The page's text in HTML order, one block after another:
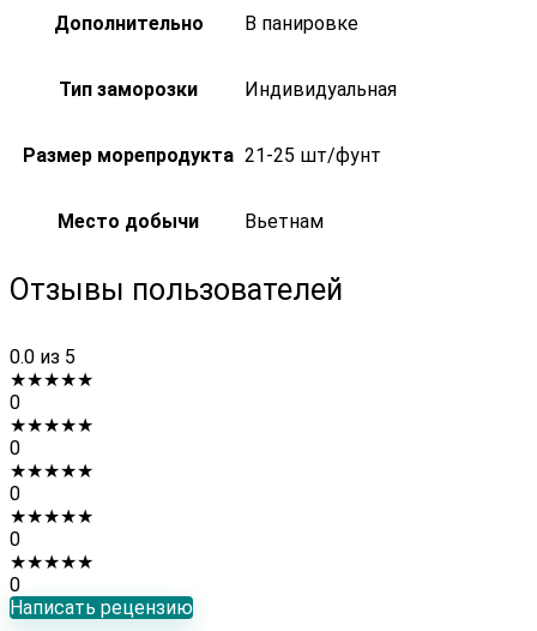
Дополнительно В панировке
Тип заморозки Индивидуальная
Размер морепродукта 21-25 шт/фунт
Место добычи Вьетнам
Отзывы пользователей
0.0 из 5
★★★★★
0
★★★★★
0
★★★★★
0
★★★★★
0
★★★★★
0
Написать рецензию